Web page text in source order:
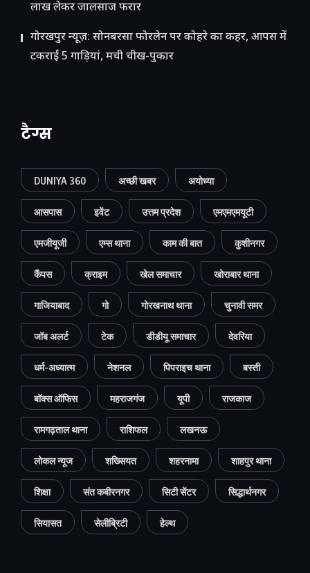
लाख लेकर जालसाज फरार
गोरखपुर न्यूज़: सोनबरसा फोरलेन पर कोहरे का कहर, आपस में
टकराईं 5 गाड़ियां, मची चीख-पुकार
टैग्स
DUNIYA 360 अच्छी खबर अयोध्या
आसपास इवेंट उत्तम प्रदेश एमएमएमयूटी
एमजीयूजी एम्स थाना काम की बात कुशीनगर
कैंपस क्राइम खेल समाचार खोराबार थाना
गाजियाबाद गो गोरखनाथ थाना चुनावी समर
जॉब अलर्ट टेक डीडीयू समाचार देवरिया
धर्म-अध्यात्म नेशनल पिपराइच थाना बस्ती
बॉक्स ऑफिस महराजगंज यूपी राजकाज
रामगढ़ताल थाना राशिफल लखनऊ
लोकल न्यूज शख्सियत शहरनामा शाहपुर थाना
शिक्षा संत कबीरनगर सिटी सेंटर सिद्धार्थनगर
सियासत सेलीब्रिटी हेल्थ